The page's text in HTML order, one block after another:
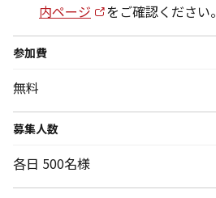
内ページ
をご確認ください。
参加費
無料
募集人数
各日 500名様